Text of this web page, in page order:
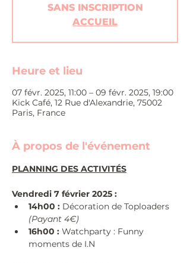
SANS INSCRIPTION
ACCUEIL
Heure et lieu
07 févr. 2025, 11:00 – 09 févr. 2025, 19:00
Kick Café, 12 Rue d'Alexandrie, 75002
Paris, France
À propos de l'événement
PLANNING DES ACTIVITÉS
Vendredi 7 février 2025 :
14h00 : Décoration de Toploaders
(Payant 4€)
16h00 : Watchparty : Funny
moments de I.N